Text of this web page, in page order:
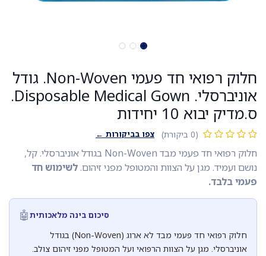
חלוק רפואי חד פעמי Non-Woven. גודל
אוניברסלי. Disposable Medical Gown.
ס.מדיק יבוא 10 יחידות
(0 ביקורת) צפו בביקורות ←
חלוק רפואי חד פעמי מבד Non-Woven בגודל אוניברסלי. קל,
נושם ועמיד. מגן על הצוות והמטופל מפני זיהום. לשימוש חד
פעמי בלבד.
סיכום בינה מלאכותית🤖
חלוק רפואי חד פעמי מבד לא ארוג (Non-Woven) בגודל
אוניברסלי. מגן על הצוות הרפואי ועל המטופל מפני זיהום צולב.